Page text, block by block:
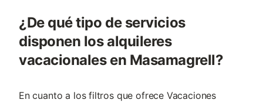
¿De qué tipo de servicios
disponen los alquileres
vacacionales en Masamagrell?
En cuanto a los filtros que ofrece Vacaciones